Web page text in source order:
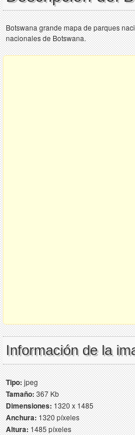
Botswana grande mapa de parques
nacionales de Botswana.
Información de la
Tipo:jpeg
Tamaño:367 Kb
Dimensiones:1320 x 1485
Anchura:1320 píxeles
Altura:1485 píxeles